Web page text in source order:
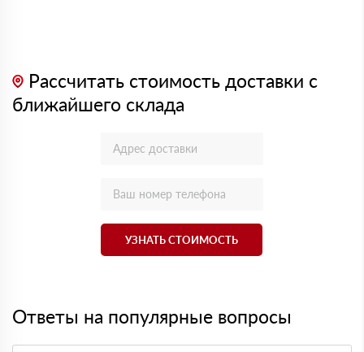
Рассчитать стоимость доставки с
ближайшего склада
УЗНАТЬ СТОИМОСТЬ
Ответы на популярные вопросы